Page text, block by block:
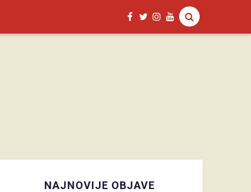
NAJNOVIJE OBJAVE